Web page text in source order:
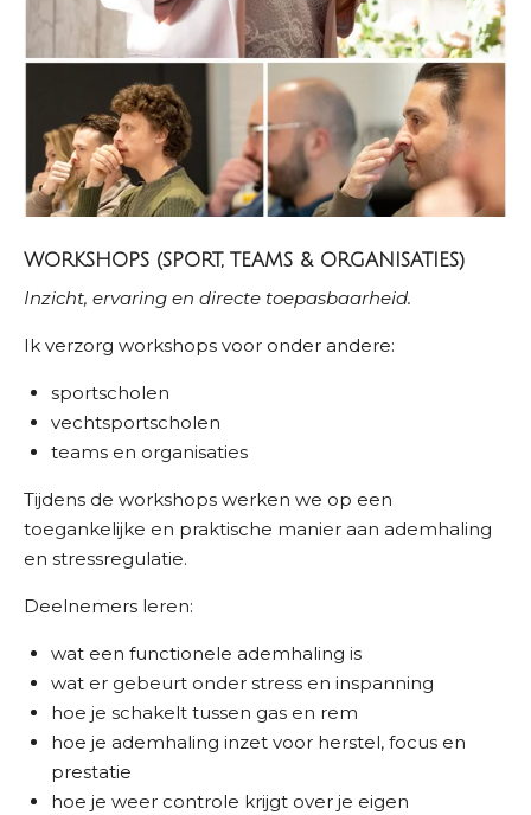
WORKSHOPS (SPORT, TEAMS & ORGANISATIES)
Inzicht, ervaring en directe toepasbaarheid.
Ik verzorg workshops voor onder andere:
sportscholen
vechtsportscholen
teams en organisaties
Tijdens de workshops werken we op een
toegankelijke en praktische manier aan ademhaling
en stressregulatie.
Deelnemers leren:
wat een functionele ademhaling is
wat er gebeurt onder stress en inspanning
hoe je schakelt tussen gas en rem
hoe je ademhaling inzet voor herstel, focus en
prestatie
hoe je weer controle krijgt over je eigen